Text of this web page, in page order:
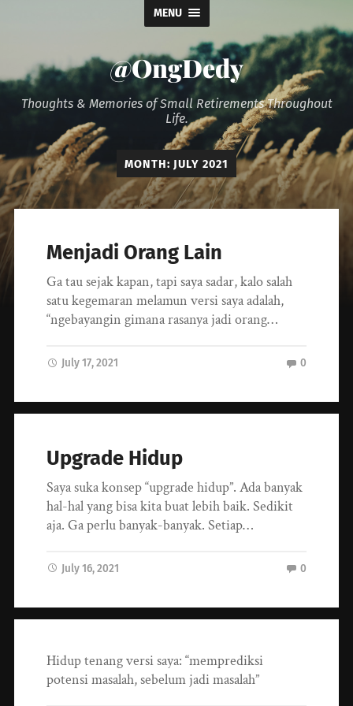
MENU
@OngDedy
Thoughts & Memories of Small Retirements Throughout
Life.
MONTH: JULY 2021
Menjadi Orang Lain
Ga tau sejak kapan, tapi saya sadar, kalo salah
satu kegemaran melamun versi saya adalah,
“ngebayangin gimana rasanya jadi orang…
July 17, 2021 0
Upgrade Hidup
Saya suka konsep “upgrade hidup”. Ada banyak
hal-hal yang bisa kita buat lebih baik. Sedikit
aja. Ga perlu banyak-banyak. Setiap…
July 16, 2021 0
Hidup tenang versi saya: “memprediksi
potensi masalah, sebelum jadi masalah”